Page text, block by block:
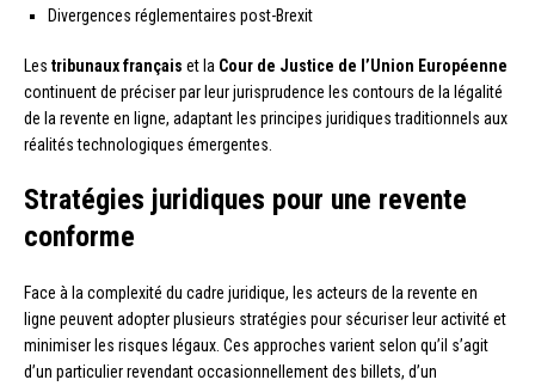
Divergences réglementaires post-Brexit
Les tribunaux français et la Cour de Justice de l’Union Européenne
continuent de préciser par leur jurisprudence les contours de la légalité
de la revente en ligne, adaptant les principes juridiques traditionnels aux
réalités technologiques émergentes.
Stratégies juridiques pour une revente
conforme
Face à la complexité du cadre juridique, les acteurs de la revente en
ligne peuvent adopter plusieurs stratégies pour sécuriser leur activité et
minimiser les risques légaux. Ces approches varient selon qu’il s’agit
d’un particulier revendant occasionnellement des billets, d’un